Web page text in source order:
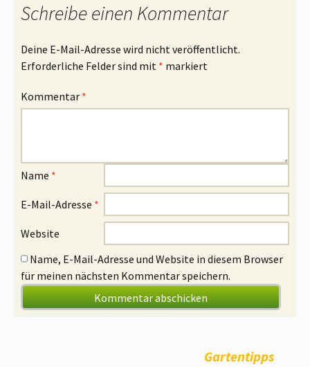
Schreibe einen Kommentar
Deine E-Mail-Adresse wird nicht veröffentlicht.
Erforderliche Felder sind mit * markiert
Kommentar *
Name *
E-Mail-Adresse *
Website
Name, E-Mail-Adresse und Website in diesem Browser
für meinen nächsten Kommentar speichern.
Gartentipps